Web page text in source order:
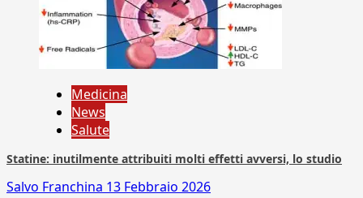
Medicina
News
Salute
Statine: inutilmente attribuiti molti effetti avversi, lo studio
Salvo Franchina 13 Febbraio 2026